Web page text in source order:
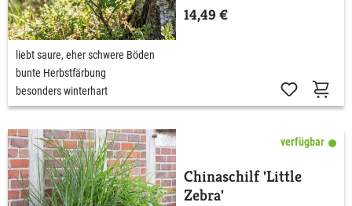
14,49 €
liebt saure, eher schwere Böden
bunte Herbstfärbung
besonders winterhart
verfügbar
Chinaschilf 'Little
Zebra'